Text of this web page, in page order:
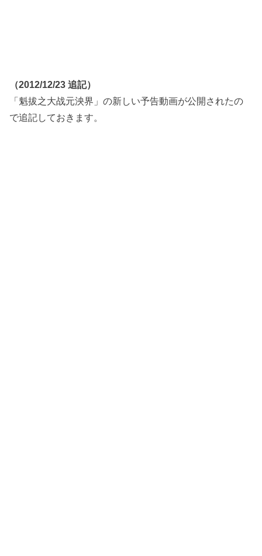
（2012/12/23 追記）
「魁拔之大战元泱界」の新しい予告動画が公開されたの
で追記しておきます。